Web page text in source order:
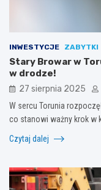
INWESTYCJE ZABYTKI
Stary Browar w
w drodze!
27 sierpnia 2025
W sercu Torunia
co stanowi ważny krok w
Czytaj dalej